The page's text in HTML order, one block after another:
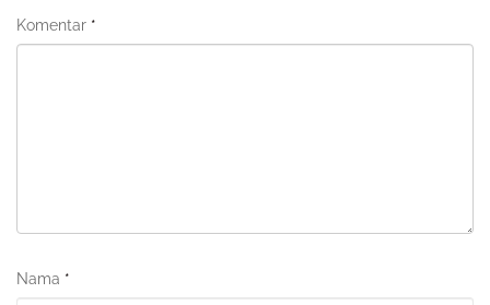
Komentar *
Nama *